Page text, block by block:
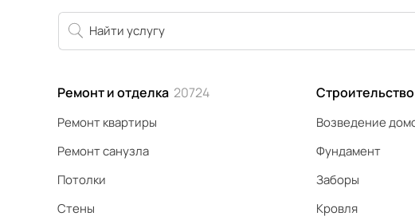
Ремонт и отделка 20724
Ремонт квартиры
Ремонт санузла
Потолки
Стены
Строительство
Возведение
Фундамент
Заборы
Кровля